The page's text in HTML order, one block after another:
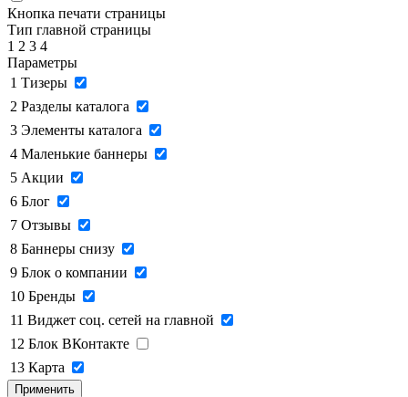
Кнопка печати страницы
Тип главной страницы
1 2 3 4
Параметры
1 Тизеры
2 Разделы каталога
3 Элементы каталога
4 Маленькие баннеры
5 Акции
6 Блог
7 Отзывы
8 Баннеры снизу
9 Блок о компании
10 Бренды
11 Виджет соц. сетей на главной
12 Блок ВКонтакте
13 Карта
Применить